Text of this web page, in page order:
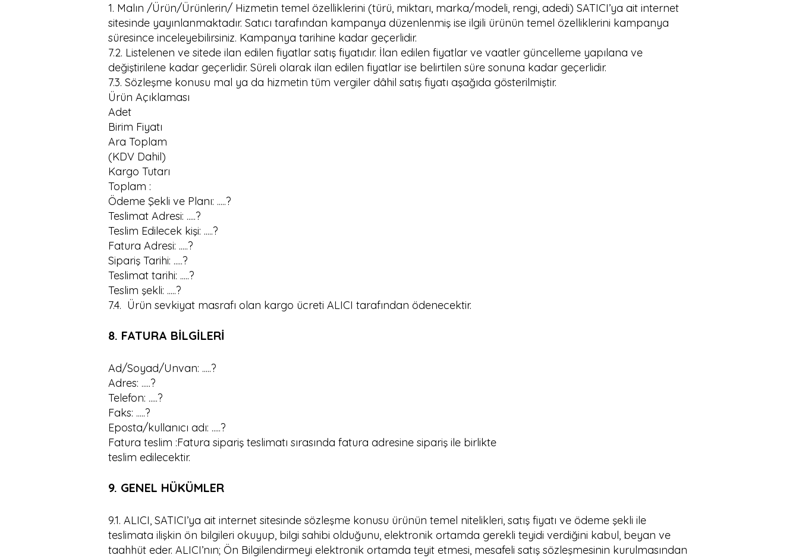
1. Malın /Ürün/Ürünlerin/ Hizmetin temel özelliklerini (türü, miktarı, marka/modeli, rengi, adedi) SATICI’ya ait internet
sitesinde yayınlanmaktadır. Satıcı tarafından kampanya düzenlenmiş ise ilgili ürünün temel özelliklerini kampanya
süresince inceleyebilirsiniz. Kampanya tarihine kadar geçerlidir.
7.2. Listelenen ve sitede ilan edilen fiyatlar satış fiyatıdır. İlan edilen fiyatlar ve vaatler güncelleme yapılana ve
değiştirilene kadar geçerlidir. Süreli olarak ilan edilen fiyatlar ise belirtilen süre sonuna kadar geçerlidir.
7.3. Sözleşme konusu mal ya da hizmetin tüm vergiler dâhil satış fiyatı aşağıda gösterilmiştir.
Ürün Açıklaması
Adet
Birim Fiyatı
Ara Toplam
(KDV Dahil)
Kargo Tutarı
Toplam :
Ödeme Şekli ve Planı: .....?
Teslimat Adresi: .....?
Teslim Edilecek kişi: .....?
Fatura Adresi: .....?
Sipariş Tarihi: .....?
Teslimat tarihi: .....?
Teslim şekli: .....?
7.4. Ürün sevkiyat masrafı olan kargo ücreti ALICI tarafından ödenecektir.
8. FATURA BİLGİLERİ
Ad/Soyad/Unvan: .....?
Adres: .....?
Telefon: .....?
Faks: .....?
Eposta/kullanıcı adı: .....?
Fatura teslim :Fatura sipariş teslimatı sırasında fatura adresine sipariş ile birlikte
teslim edilecektir.
9. GENEL HÜKÜMLER
9.1. ALICI, SATICI’ya ait internet sitesinde sözleşme konusu ürünün temel nitelikleri, satış fiyatı ve ödeme şekli ile
teslimata ilişkin ön bilgileri okuyup, bilgi sahibi olduğunu, elektronik ortamda gerekli teyidi verdiğini kabul, beyan ve
taahhüt eder. ALICI’nın; Ön Bilgilendirmeyi elektronik ortamda teyit etmesi, mesafeli satış sözleşmesinin kurulmasından